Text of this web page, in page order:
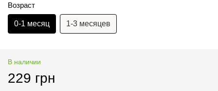
Возраст
0-1 месяц 1-3 месяцев
В наличии
229 грн